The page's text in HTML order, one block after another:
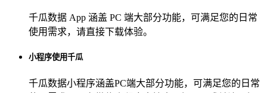
千瓜数据 App 涵盖 PC 端大部分功能，可满足您的日常
使用需求，请直接下载体验。
小程序使用千瓜
千瓜数据小程序涵盖PC端大部分功能，可满足您的日常